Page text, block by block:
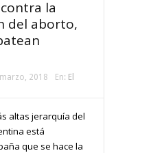
la
del aborto,
2018 En: El
altas jerarquía del
está
que se hace la